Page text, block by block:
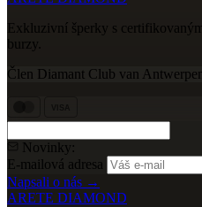
Exkluzivní šperky s
burzy.
Člen Diamant Club van
Novinky:
E-mailová adresa
Napsali o nás →
ARETE DIAMOND